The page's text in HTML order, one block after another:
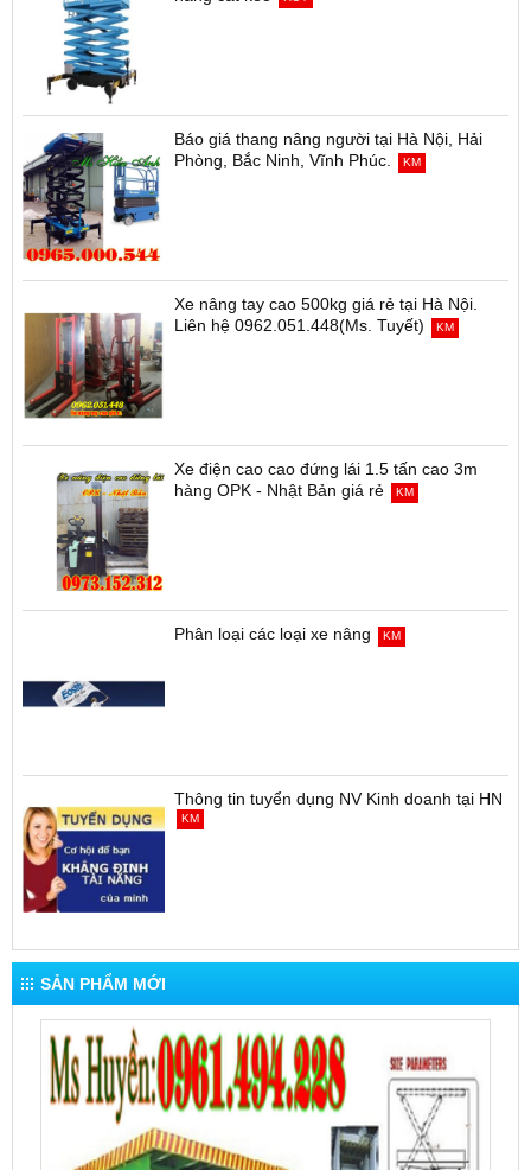
Báo giá thang nâng người tại Hà Nội, Hải
Phòng, Bắc Ninh, Vĩnh Phúc.
KM
Xe nâng tay cao 500kg giá rẻ tại Hà Nội.
Liên hệ 0962.051.448(Ms. Tuyết)
KM
Xe điện cao cao đứng lái 1.5 tấn cao 3m
hàng OPK - Nhật Bản giá rẻ
KM
Phân loại các loại xe nâng KM
Thông tin tuyển dụng NV Kinh doanh tại HN
KM
SẢN PHẨM MỚI